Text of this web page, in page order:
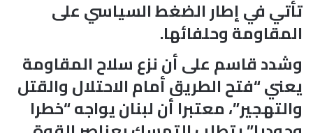
تأتي في إطار الضغط السياسي على
المقاومة وحلفائها.
وشدد قاسم على أن نزع سلاح المقاومة
يعني “فتح الطريق أمام الاحتلال والقتل
والتهجير”، معتبرا أن لبنان يواجه “خطرا